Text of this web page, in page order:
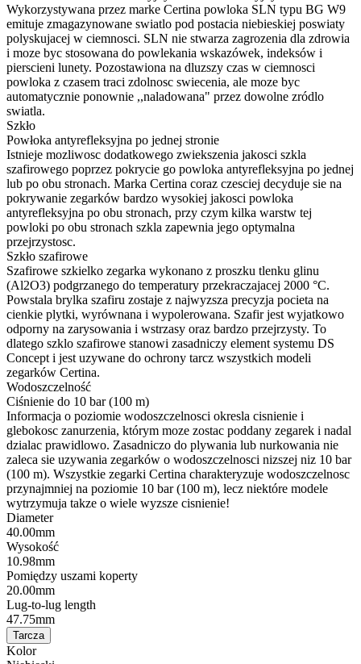
Wykorzystywana przez marke Certina powloka SLN typu BG W9
emituje zmagazynowane swiatlo pod postacia niebieskiej poswiaty
polyskujacej w ciemnosci. SLN nie stwarza zagrozenia dla zdrowia
i moze byc stosowana do powlekania wskazówek, indeksów i
pierscieni lunety. Pozostawiona na dluzszy czas w ciemnosci
powloka z czasem traci zdolnosc swiecenia, ale moze byc
automatycznie ponownie ,,naladowana" przez dowolne zródlo
swiatla.
Szkło
Powłoka antyrefleksyjna po jednej stronie
Istnieje mozliwosc dodatkowego zwiekszenia jakosci szkla
szafirowego poprzez pokrycie go powloka antyrefleksyjna po jednej
lub po obu stronach. Marka Certina coraz czesciej decyduje sie na
pokrywanie zegarków bardzo wysokiej jakosci powloka
antyrefleksyjna po obu stronach, przy czym kilka warstw tej
powloki po obu stronach szkla zapewnia jego optymalna
przejrzystosc.
Szkło szafirowe
Szafirowe szkielko zegarka wykonano z proszku tlenku glinu
(Al2O3) podgrzanego do temperatury przekraczajacej 2000 °C.
Powstala brylka szafiru zostaje z najwyzsza precyzja pocieta na
cienkie plytki, wyrównana i wypolerowana. Szafir jest wyjatkowo
odporny na zarysowania i wstrzasy oraz bardzo przejrzysty. To
dlatego szklo szafirowe stanowi zasadniczy element systemu DS
Concept i jest uzywane do ochrony tarcz wszystkich modeli
zegarków Certina.
Wodoszczelność
Ciśnienie do 10 bar (100 m)
Informacja o poziomie wodoszczelnosci okresla cisnienie i
glebokosc zanurzenia, którym moze zostac poddany zegarek i nadal
dzialac prawidlowo. Zasadniczo do plywania lub nurkowania nie
zaleca sie uzywania zegarków o wodoszczelnosci nizszej niz 10 bar
(100 m). Wszystkie zegarki Certina charakteryzuje wodoszczelnosc
przynajmniej na poziomie 10 bar (100 m), lecz niektóre modele
wytrzymuja takze o wiele wyzsze cisnienie!
Diameter
40.00mm
Wysokość
10.98mm
Pomiędzy uszami koperty
20.00mm
Lug-to-lug length
47.75mm
Tarcza
Kolor